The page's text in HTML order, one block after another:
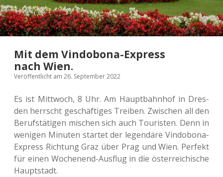
Mit dem Vindobona-Express
nach Wien.
Veröffentlicht am 26. September 2022
Es ist Mitt­woch, 8 Uhr. Am Haupt­bahn­hof in Dres­
den herrscht geschäf­ti­ges Trei­ben. Zwi­schen all den
Berufs­tä­ti­gen mischen sich auch Tou­ris­ten. Denn in
weni­gen Minu­ten star­tet der legen­dä­re Vin­do­bo­na-
Express Rich­tung Graz über Prag und Wien. Per­fekt
für einen Wochen­end-Aus­flug in die öster­rei­chi­sche
Hauptstadt.